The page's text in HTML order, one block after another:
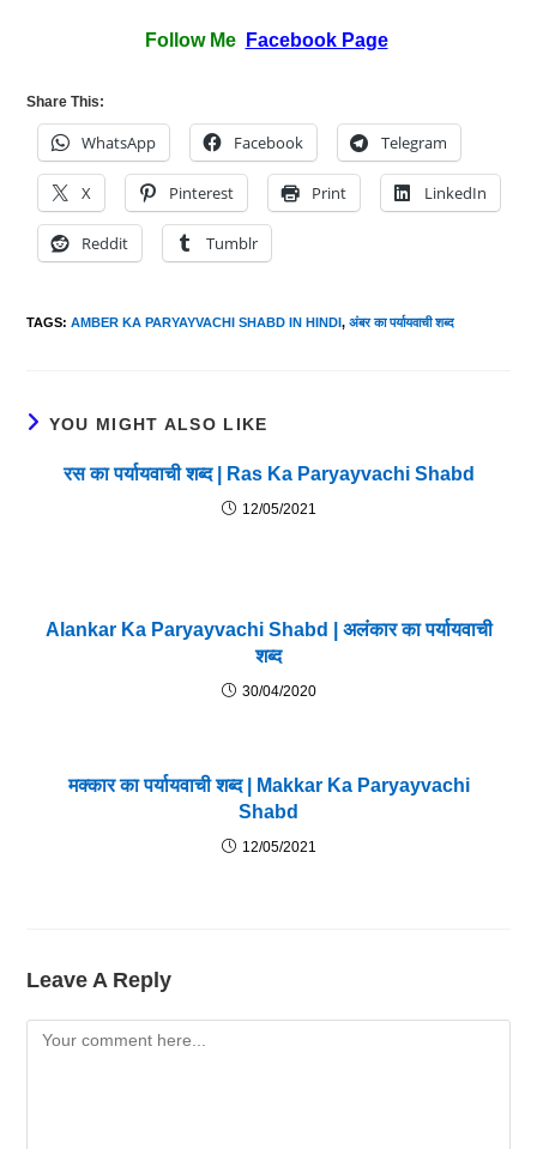
Follow Me Facebook Page
Share This:
WhatsApp Facebook Telegram
X Pinterest Print LinkedIn
Reddit Tumblr
TAGS:AMBER KA PARYAYVACHI SHABD IN HINDI, अंबर का पर्यायवाची शब्द
YOU MIGHT ALSO LIKE
रस का पर्यायवाची शब्द | Ras Ka Paryayvachi Shabd
12/05/2021
Alankar Ka Paryayvachi Shabd | अलंकार का पर्यायवाची
शब्द
30/04/2020
मक्कार का पर्यायवाची शब्द | Makkar Ka Paryayvachi
Shabd
12/05/2021
Leave A Reply
Comment